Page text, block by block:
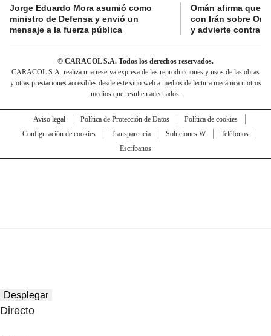
Jorge Eduardo Mora asumió como
ministro de Defensa y envió un
mensaje a la fuerza pública
Omán afirma que
con Irán sobre
y advierte contra
© CARACOL S.A. Todos los derechos reservados.
CARACOL S.A. realiza una reserva expresa de las reproducciones y usos de las obras
y otras prestaciones accesibles desde este sitio web a medios de lectura mecánica u otros
medios que resulten adecuados.
Aviso legal Política de Protección de Datos
Política de cookies
Configuración de cookies
Transparencia Soluciones W
Teléfonos
Escríbanos
Desplegar
Directo